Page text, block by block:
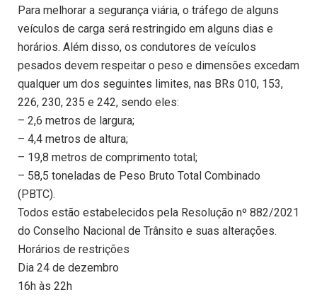
Para melhorar a segurança viária, o tráfego de alguns
veículos de carga será restringido em alguns dias e
horários. Além disso, os condutores de veículos
pesados devem respeitar o peso e dimensões excedam
qualquer um dos seguintes limites, nas BRs 010, 153,
226, 230, 235 e 242, sendo eles:
– 2,6 metros de largura;
– 4,4 metros de altura;
– 19,8 metros de comprimento total;
– 58,5 toneladas de Peso Bruto Total Combinado
(PBTC).
Todos estão estabelecidos pela Resolução nº 882/2021
do Conselho Nacional de Trânsito e suas alterações.
Horários de restrições
Dia 24 de dezembro
16h às 22h